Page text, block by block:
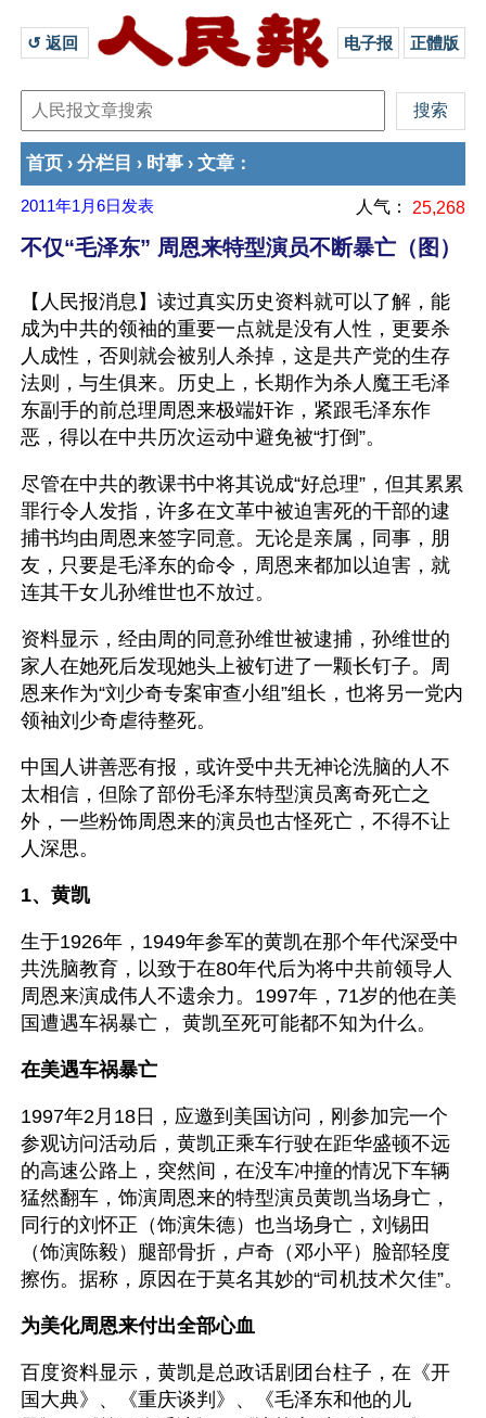
↺ 返回 电子报 正體版
首页 › 分栏目 › 时事 › 文章 ：
2011年1月6日 发表 人气： 25,268
不仅“毛泽东” 周恩来特型演员不断暴亡（图）
【人民报消息】读过真实历史资料就可以了解，能
成为中共的领袖的重要一点就是没有人性，更要杀
人成性，否则就会被别人杀掉，这是共产党的生存
法则，与生俱来。历史上，长期作为杀人魔王毛泽
东副手的前总理周恩来极端奸诈，紧跟毛泽东作
恶，得以在中共历次运动中避免被“打倒”。
尽管在中共的教课书中将其说成“好总理”，但其累累
罪行令人发指，许多在文革中被迫害死的干部的逮
捕书均由周恩来签字同意。无论是亲属，同事，朋
友，只要是毛泽东的命令，周恩来都加以迫害，就
连其干女儿孙维世也不放过。
资料显示，经由周的同意孙维世被逮捕，孙维世的
家人在她死后发现她头上被钉进了一颗长钉子。周
恩来作为“刘少奇专案审查小组”组长，也将另一党内
领袖刘少奇虐待整死。
中国人讲善恶有报，或许受中共无神论洗脑的人不
太相信，但除了部份毛泽东特型演员离奇死亡之
外，一些粉饰周恩来的演员也古怪死亡，不得不让
人深思。
1、黄凯
生于1926年，1949年参军的黄凯在那个年代深受中
共洗脑教育，以致于在80年代后为将中共前领导人
周恩来演成伟人不遗余力。1997年，71岁的他在美
国遭遇车祸暴亡， 黄凯至死可能都不知为什么。
在美遇车祸暴亡
1997年2月18日，应邀到美国访问，刚参加完一个
参观访问活动后，黄凯正乘车行驶在距华盛顿不远
的高速公路上，突然间，在没车冲撞的情况下车辆
猛然翻车，饰演周恩来的特型演员黄凯当场身亡，
同行的刘怀正（饰演朱德）也当场身亡，刘锡田
（饰演陈毅）腿部骨折，卢奇（邓小平）脸部轻度
擦伤。据称，原因在于莫名其妙的“司机技术欠佳”。
为美化周恩来付出全部心血
百度资料显示，黄凯是总政话剧团台柱子，在《开
国大典》、《重庆谈判》、《毛泽东和他的儿